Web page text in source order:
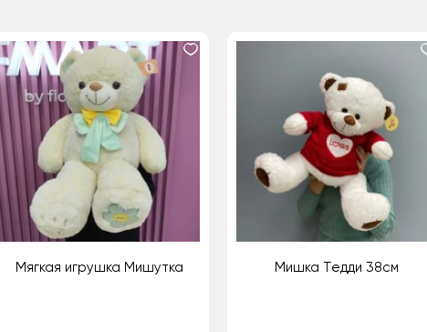
Мягкая игрушка Мишутка Мишка Тедди 38см